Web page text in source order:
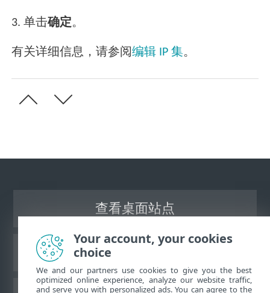
3. 单击确定。
有关详细信息，请参阅编辑 IP 集。
查看桌面站点
ESET 知识库
Your account, your cookies
choice
We and our partners use cookies to give you the best
optimized online experience, analyze our website traffic,
and serve you with personalized ads. You can agree to the